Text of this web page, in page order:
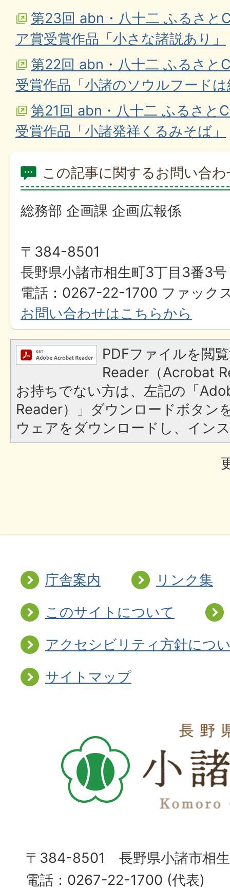
第23回 abn・八十二 ふるさと
ア賞受賞作品「小さな諸説あり」
第22回 abn・八十二 ふるさと
受賞作品「小諸のソウルフード
第21回 abn・八十二 ふるさと
受賞作品「小諸発祥くるみそば」
この記事に関するお問い合
総務部 企画課 企画広報係
〒384-8501
長野県小諸市相生町3丁目3番3号
電話：0267-22-1700 ファック
お問い合わせはこちらから
PDFファイルを閲
Reader（Acrobat
お持ちでない方は、左記の「
Reader）」ダウンロードボタン
ウェアをダウンロードし、イン
庁舎案内
リンク集
このサイトについて
アクセシビリティ方針につ
サイトマップ
〒384-8501 長野県小諸市相
電話：0267-22-1700 (代表)